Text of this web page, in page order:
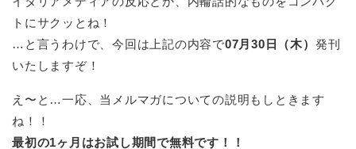
トにサクッとね！
…と言うわけで、今回は上記の内容で07月30日（木） 発刊
いたしますぞ！
え〜と…一応、当メルマガについての説明もしときます
ね！！
最初の1ヶ月はお試し期間で無料です！！